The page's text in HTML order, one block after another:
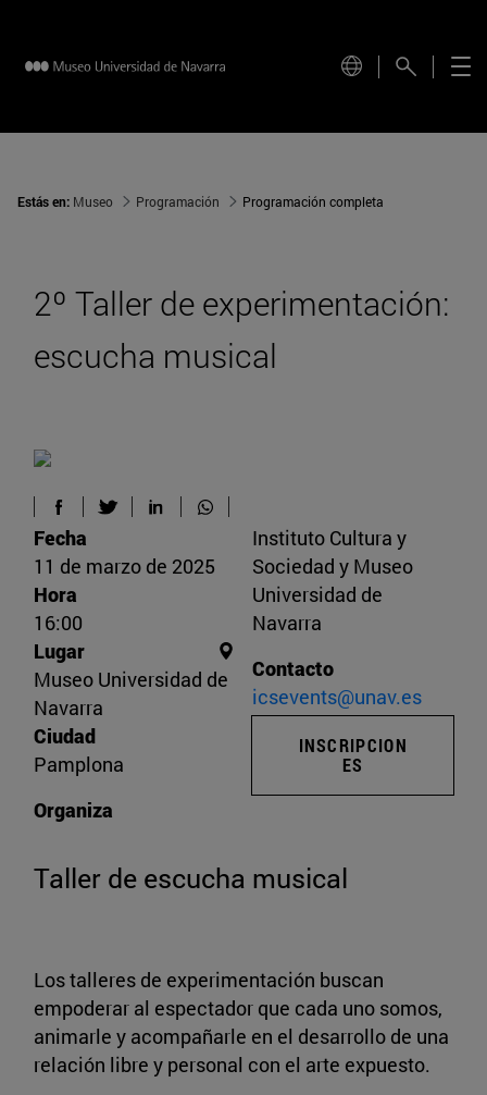
Estás en: Museo Programación Programación completa
2º Taller de experimentación:
escucha musical
Taller de escucha musical
Los talleres de experimentación buscan
empoderar al espectador que cada uno somos,
animarle y acompañarle en el desarrollo de una
relación libre y personal con el arte expuesto.
Fecha
11 de marzo de 2025
Hora
16:00
Lugar
Museo Universidad de
Navarra
Ciudad
Pamplona
Organiza
Instituto Cultura y
Sociedad y Museo
Universidad de
Navarra
Contacto
icsevents@unav.es
INSCRIPCION
ES